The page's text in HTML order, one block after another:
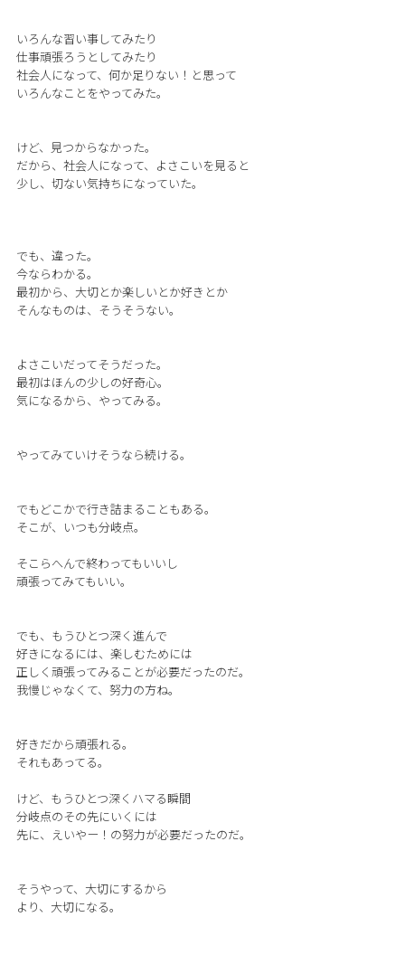
いろんな習い事してみたり
仕事頑張ろうとしてみたり
社会人になって、何か足りない！と思って
いろんなことをやってみた。
けど、見つからなかった。
だから、社会人になって、よさこいを見ると
少し、切ない気持ちになっていた。
でも、違った。
今ならわかる。
最初から、大切とか楽しいとか好きとか
そんなものは、そうそうない。
よさこいだってそうだった。
最初はほんの少しの好奇心。
気になるから、やってみる。
やってみていけそうなら続ける。
でもどこかで行き詰まることもある。
そこが、いつも分岐点。
そこらへんで終わってもいいし
頑張ってみてもいい。
でも、もうひとつ深く進んで
好きになるには、楽しむためには
正しく頑張ってみることが必要だったのだ。
我慢じゃなくて、努力の方ね。
好きだから頑張れる。
それもあってる。
けど、もうひとつ深くハマる瞬間
分岐点のその先にいくには
先に、えいやー！の努力が必要だったのだ。
そうやって、大切にするから
より、大切になる。